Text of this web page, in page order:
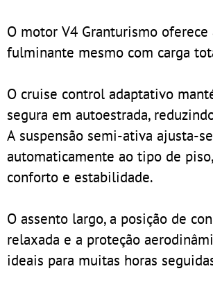
O motor V4 Granturismo oferece
fulminante mesmo com carga
O cruise control adaptativo
segura em autoestrada,
A suspensão semi-ativa ajusta-se
automaticamente ao tipo de
conforto e estabilidade.
O assento largo, a posição de
relaxada e a proteção
ideais para muitas horas